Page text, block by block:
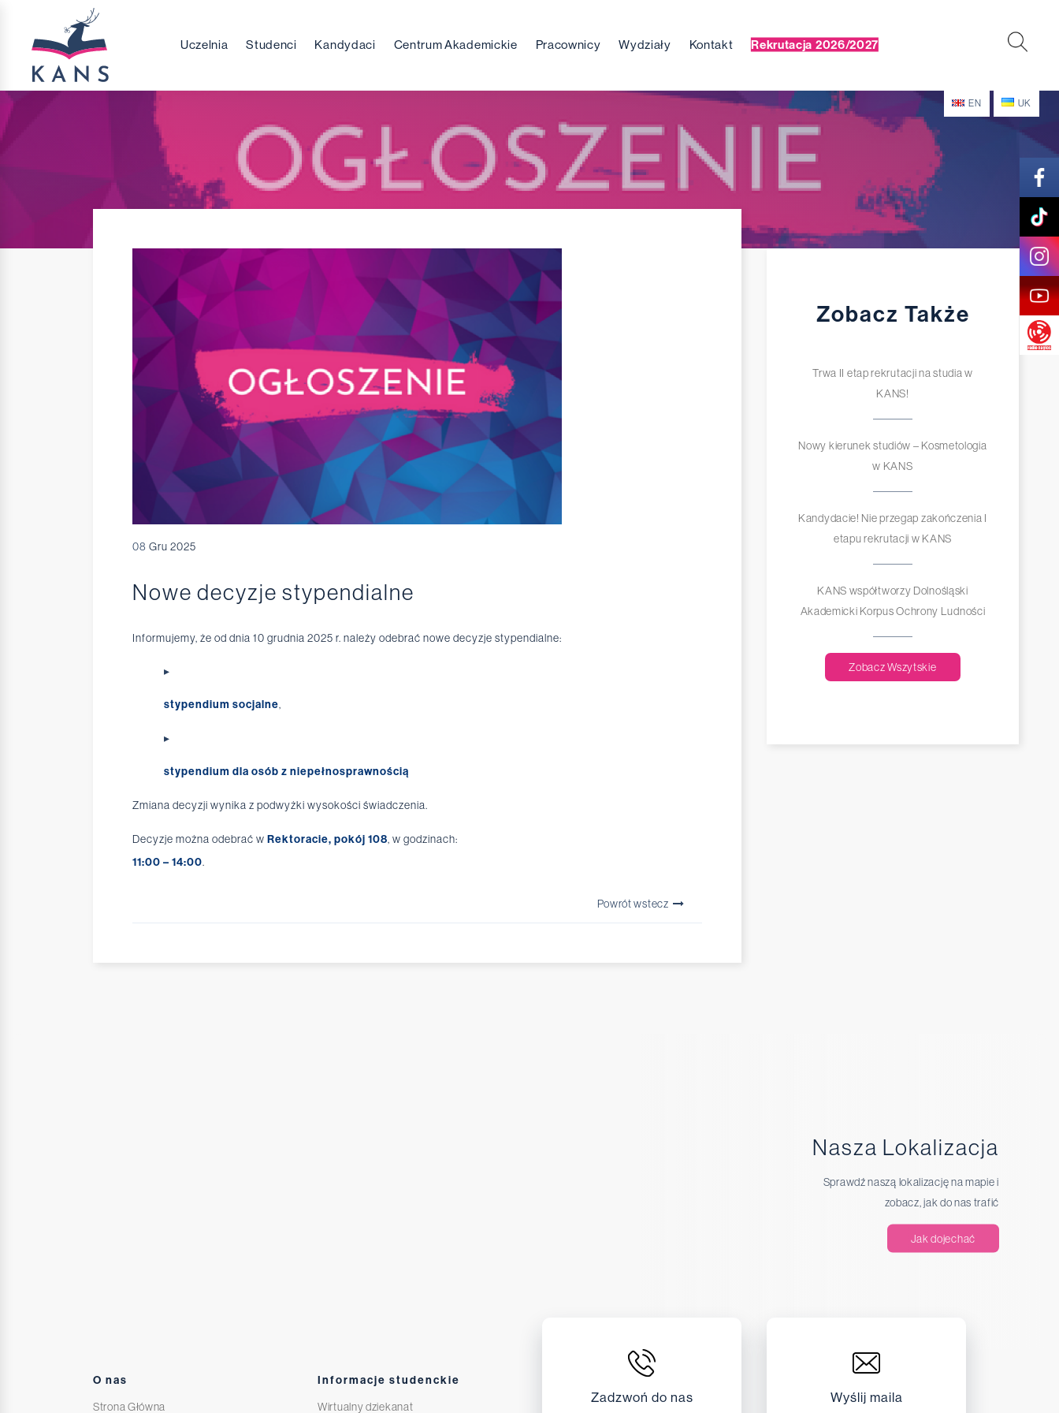
Uczelnia Studenci Kandydaci Centrum Akademickie Pracownicy Wydziały Kontakt Rekrutacja 2026/2027
EN UK
Zobacz Także
Trwa II etap rekrutacji na studia w
KANS!
Nowy kierunek studiów – Kosmetologia
w KANS
Kandydacie! Nie przegap zakończenia I
etapu rekrutacji w KANS
KANS współtworzy Dolnośląski
Akademicki Korpus Ochrony Ludności
Zobacz Wszytskie
08 Gru 2025
Nowe decyzje stypendialne
Informujemy, że od dnia 10 grudnia 2025 r. należy odebrać nowe decyzje stypendialne:
stypendium socjalne,
stypendium dla osób z niepełnosprawnością
Zmiana decyzji wynika z podwyżki wysokości świadczenia.
Decyzje można odebrać w Rektoracie, pokój 108, w godzinach:
11:00 – 14:00.
Powrót wstecz
Nasza Lokalizacja
Sprawdź naszą lokalizację na mapie i
zobacz, jak do nas trafić
Jak dojechać
O nas
Strona Główna
Informacje studenckie
Wirtualny dziekanat
Zadzwoń do nas Wyślij maila